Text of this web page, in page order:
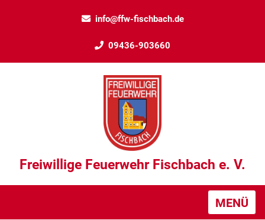
info@ffw-fischbach.de
09436-903660
Freiwillige Feuerwehr Fischbach e. V.
MENÜ